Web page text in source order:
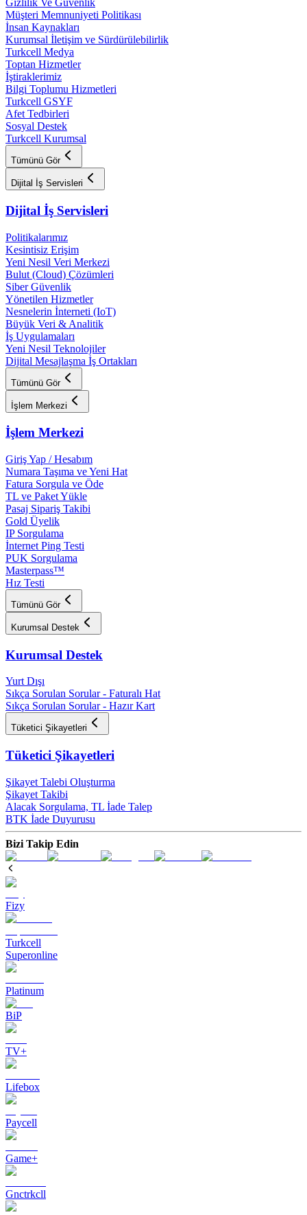
Gizlilik Ve Güvenlik
Müşteri Memnuniyeti Politikası
İnsan Kaynakları
Kurumsal İletişim ve Sürdürülebilirlik
Turkcell Medya
Toptan Hizmetler
İştiraklerimiz
Bilgi Toplumu Hizmetleri
Turkcell GSYF
Afet Tedbirleri
Sosyal Destek
Turkcell Kurumsal
Tümünü Gör
Dijital İş Servisleri
Dijital İş Servisleri
Politikalarımız
Kesintisiz Erişim
Yeni Nesil Veri Merkezi
Bulut (Cloud) Çözümleri
Siber Güvenlik
Yönetilen Hizmetler
Nesnelerin İnterneti (IoT)
Büyük Veri & Analitik
İş Uygulamaları
Yeni Nesil Teknolojiler
Dijital Mesajlaşma İş Ortakları
Tümünü Gör
İşlem Merkezi
İşlem Merkezi
Giriş Yap / Hesabım
Numara Taşıma ve Yeni Hat
Fatura Sorgula ve Öde
TL ve Paket Yükle
Pasaj Sipariş Takibi
Gold Üyelik
IP Sorgulama
İnternet Ping Testi
PUK Sorgulama
Masterpass™
Hız Testi
Tümünü Gör
Kurumsal Destek
Kurumsal Destek
Yurt Dışı
Sıkça Sorulan Sorular - Faturalı Hat
Sıkça Sorulan Sorular - Hazır Kart
Tüketici Şikayetleri
Tüketici Şikayetleri
Şikayet Talebi Oluşturma
Şikayet Takibi
Alacak Sorgulama, TL İade Talep​
BTK İade Duyurusu
Bizi Takip Edin
Fizy
Turkcell
Superonline
Platinum
BiP
TV+
Lifebox
Paycell
Game+
Gnctrkcll